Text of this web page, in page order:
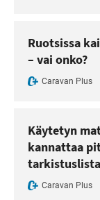
Ruotsissa
– vai onko?
Caravan Plus
Käytetyn
kannattaa
Caravan Plus